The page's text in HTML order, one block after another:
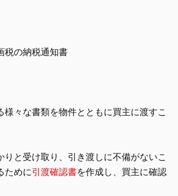
税の納税通知書
様々な書類を物件とともに買主に渡すこ
りと受け取り、引き渡しに不備がないこ
ために引渡確認書を作成し、買主に確認